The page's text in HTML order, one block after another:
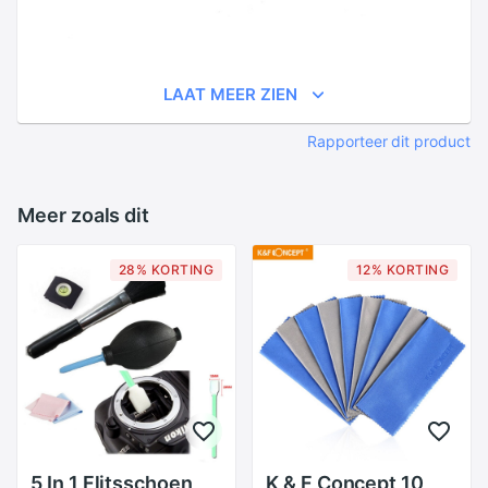
LAAT MEER ZIEN
Rapporteer dit product
Meer zoals dit
28% KORTING
5 In 1 Flitsschoen
12% KORTING
K & F Concept 10